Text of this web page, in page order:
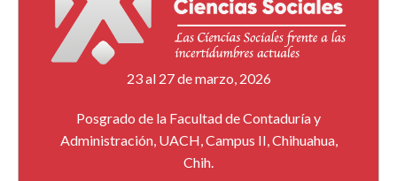
23 al 27 de marzo, 2026
Posgrado de la Facultad de Contaduría y
Administración, UACH, Campus II, Chihuahua,
Chih.